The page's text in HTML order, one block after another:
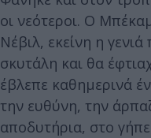
οι νεότεροι. Ο
Νέβιλ, εκείνη η
σκυτάλη και θα
έβλεπε καθημερινά
την ευθύνη, την
αποδυτήρια, στο